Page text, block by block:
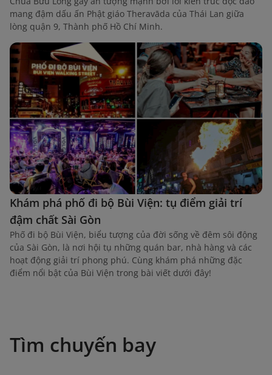
mang đậm dấu ấn Phật giáo Theravāda của Thái Lan giữa
lòng quận 9, Thành phố Hồ Chí Minh.
Khám phá phố đi bộ Bùi Viện: tụ điểm giải trí
đậm chất Sài Gòn
Phố đi bộ Bùi Viện, biểu tượng của đời sống về đêm sôi động
của Sài Gòn, là nơi hội tụ những quán bar, nhà hàng và các
hoạt động giải trí phong phú. Cùng khám phá những đặc
điểm nổi bật của Bùi Viện trong bài viết dưới đây!
Tìm chuyến bay